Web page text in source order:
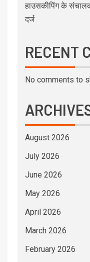
हाउसकीपिंग के
दर्ज
RECENT
No comments to
August 2026
July 2026
June 2026
May 2026
April 2026
March 2026
February 2026